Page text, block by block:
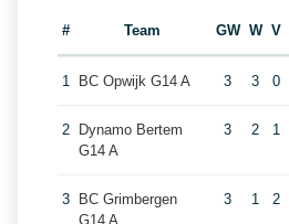
# Team GW W V
1 BC Opwijk G14 A 3 3 0
2
Dynamo Bertem
G14 A
3 2 1
3
BC Grimbergen
G14 A
3 1 2